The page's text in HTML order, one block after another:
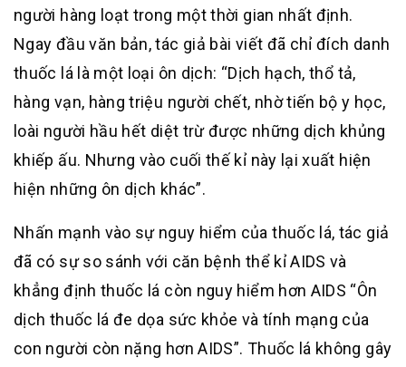
người hàng loạt trong một thời gian nhất định.
Ngay đầu văn bản, tác giả bài viết đã chỉ đích danh
thuốc lá là một loại ôn dịch: “Dịch hạch, thổ tả,
hàng vạn, hàng triệu người chết, nhờ tiến bộ y học,
loài người hầu hết diệt trừ được những dịch khủng
khiếp ấu. Nhưng vào cuối thế kỉ này lại xuất hiện
hiện những ôn dịch khác”.
Nhấn mạnh vào sự nguy hiểm của thuốc lá, tác giả
đã có sự so sánh với căn bệnh thể kỉ AIDS và
khẳng định thuốc lá còn nguy hiểm hơn AIDS “Ôn
dịch thuốc lá đe dọa sức khỏe và tính mạng của
con người còn nặng hơn AIDS”. Thuốc lá không gây